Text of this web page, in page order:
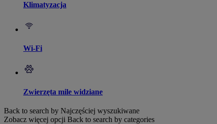
Klimatyzacja
Wi-Fi
Zwierzęta mile widziane
Back to search by Najczęściej wyszukiwane
Zobacz więcej opcji Back to search by categories